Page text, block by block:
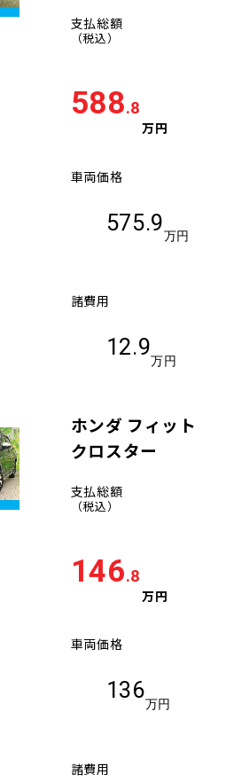
支払総額
（税込）
588.8
万円
車両価格
575.9
万円
諸費用
12.9
万円
ホンダ フィット
クロスター
支払総額
（税込）
146.8
万円
車両価格
136
万円
諸費用